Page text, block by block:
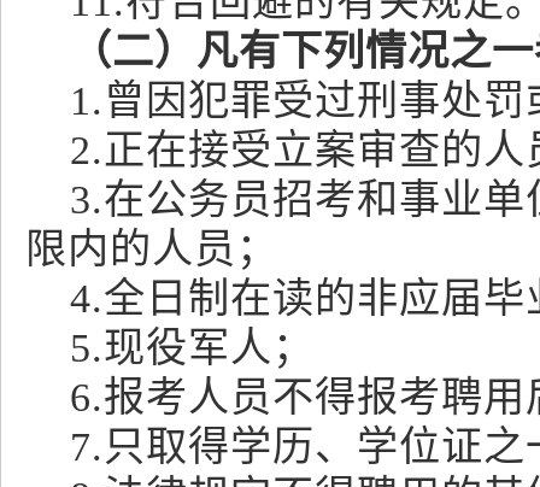
（二）凡有下列情况之
1.曾因犯罪受过刑事处
2.正在接受立案审查的人
3.在公务员招考和事业
限内的人员；
4.全日制在读的非应届毕
5.现役军人；
6.报考人员不得报考聘
7.只取得学历、学位证之